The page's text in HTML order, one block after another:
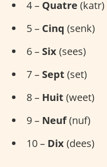
4 – Quatre (katr)
5 – Cinq (senk)
6 – Six(sees)
7 – Sept (set)
8 – Huit (weet)
9 – Neuf(nuf)
10 – Dix(dees)